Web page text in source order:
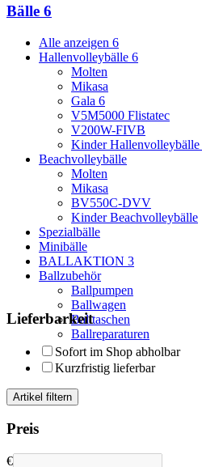
Bälle 6
Alle anzeigen 6
Hallenvolleybälle 6
Molten
Mikasa
Gala 6
V5M5000 Flistatec
V200W-FIVB
Kinder Hallenvolleybälle
Beachvolleybälle
Molten
Mikasa
BV550C-DVV
Kinder Beachvolleybälle
Spezialbälle
Minibälle
BALLAKTION 3
Ballzubehör
Ballpumpen
Ballwagen
Balltaschen
Ballreparaturen
Lieferbarkeit
Sofort im Shop abholbar
Kurzfristig lieferbar
Artikel filtern
Preis
€